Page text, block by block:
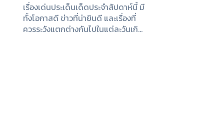
เรื่องเด่นประเด็นเด็ดประจำสัปดาห์นี้ มี
ทั้งโอกาสดี ข่าวที่น่ายินดี และเรื่องที่
ควรระวังแตกต่างกันไปในแต่ละวันเกิด